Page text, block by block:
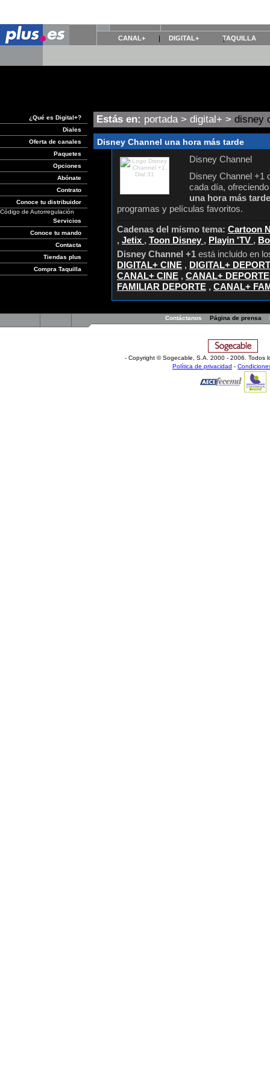
CANAL+ DIGITAL+ TAQUILLA
¿Qué es Digital+?
Diales
Oferta de canales
Paquetes
Opciones
Abónate
Contrato
Conoce tu distribuidor
Código de Autorregulación
Servicios
Conoce tu mando
Contacta
Tiendas plus
Compra Taquilla
Estás en: portada> digital+ > disney
Disney Channel una hora más tarde
Disney Channel
Disney Channel +1
cada día, ofreciendo
una hora más
programas y películas favoritos.
Cadenas del mismo tema: Cartoon
, Jetix , Toon Disney , Playin 'TV ,
Disney Channel +1 está incluido en
DIGITAL+ CINE , DIGITAL+
CANAL+ CINE , CANAL+ DEPORTE
FAMILIAR DEPORTE , CANAL+
Contáctanos Página de prensa
- Copyright © Sogecable, S.A
2000 - 2006. Todos
Política de privacidad -